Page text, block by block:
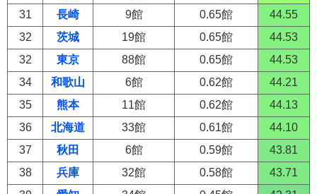
31
長崎 9館 0.65館
44.55
32
茨城 19館 0.65館
44.53
32
東京 88館 0.65館
44.53
34
和歌山 6館 0.62館
44.21
35
熊本 11館 0.62館
44.13
36
北海道 33館 0.61館
44.10
37
秋田 6館 0.59館
43.81
38
兵庫 32館 0.58館
43.71